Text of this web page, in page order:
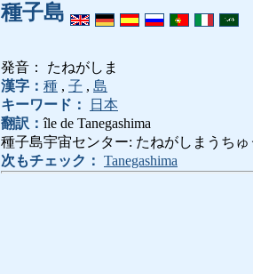
種子島
発音： たねがしま
漢字： 種 , 子 , 島
キーワード：
日本
翻訳：île de Tanegashima
種子島宇宙センター: たねがしまうちゅ
次もチェック： Tanegashima